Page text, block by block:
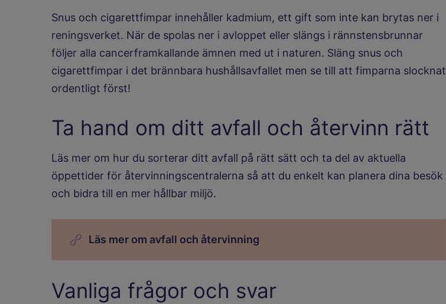
Snus och cigarettfimpar innehåller kadmium, ett gift som inte kan brytas ner i
reningsverket. När de spolas ner i avloppet eller slängs i rännstensbrunnar
följer alla cancerframkallande ämnen med ut i naturen. Släng snus och
cigarettfimpar i det brännbara hushållsavfallet men se till att fimparna slocknat
ordentligt först!
Ta hand om ditt avfall och återvinn rätt
Läs mer om hur du sorterar ditt avfall på rätt sätt och ta del av aktuella
öppettider för återvinningscentralerna så att du enkelt kan planera dina besök
och bidra till en mer hållbar miljö.
Läs mer om avfall och återvinning
Vanliga frågor och svar